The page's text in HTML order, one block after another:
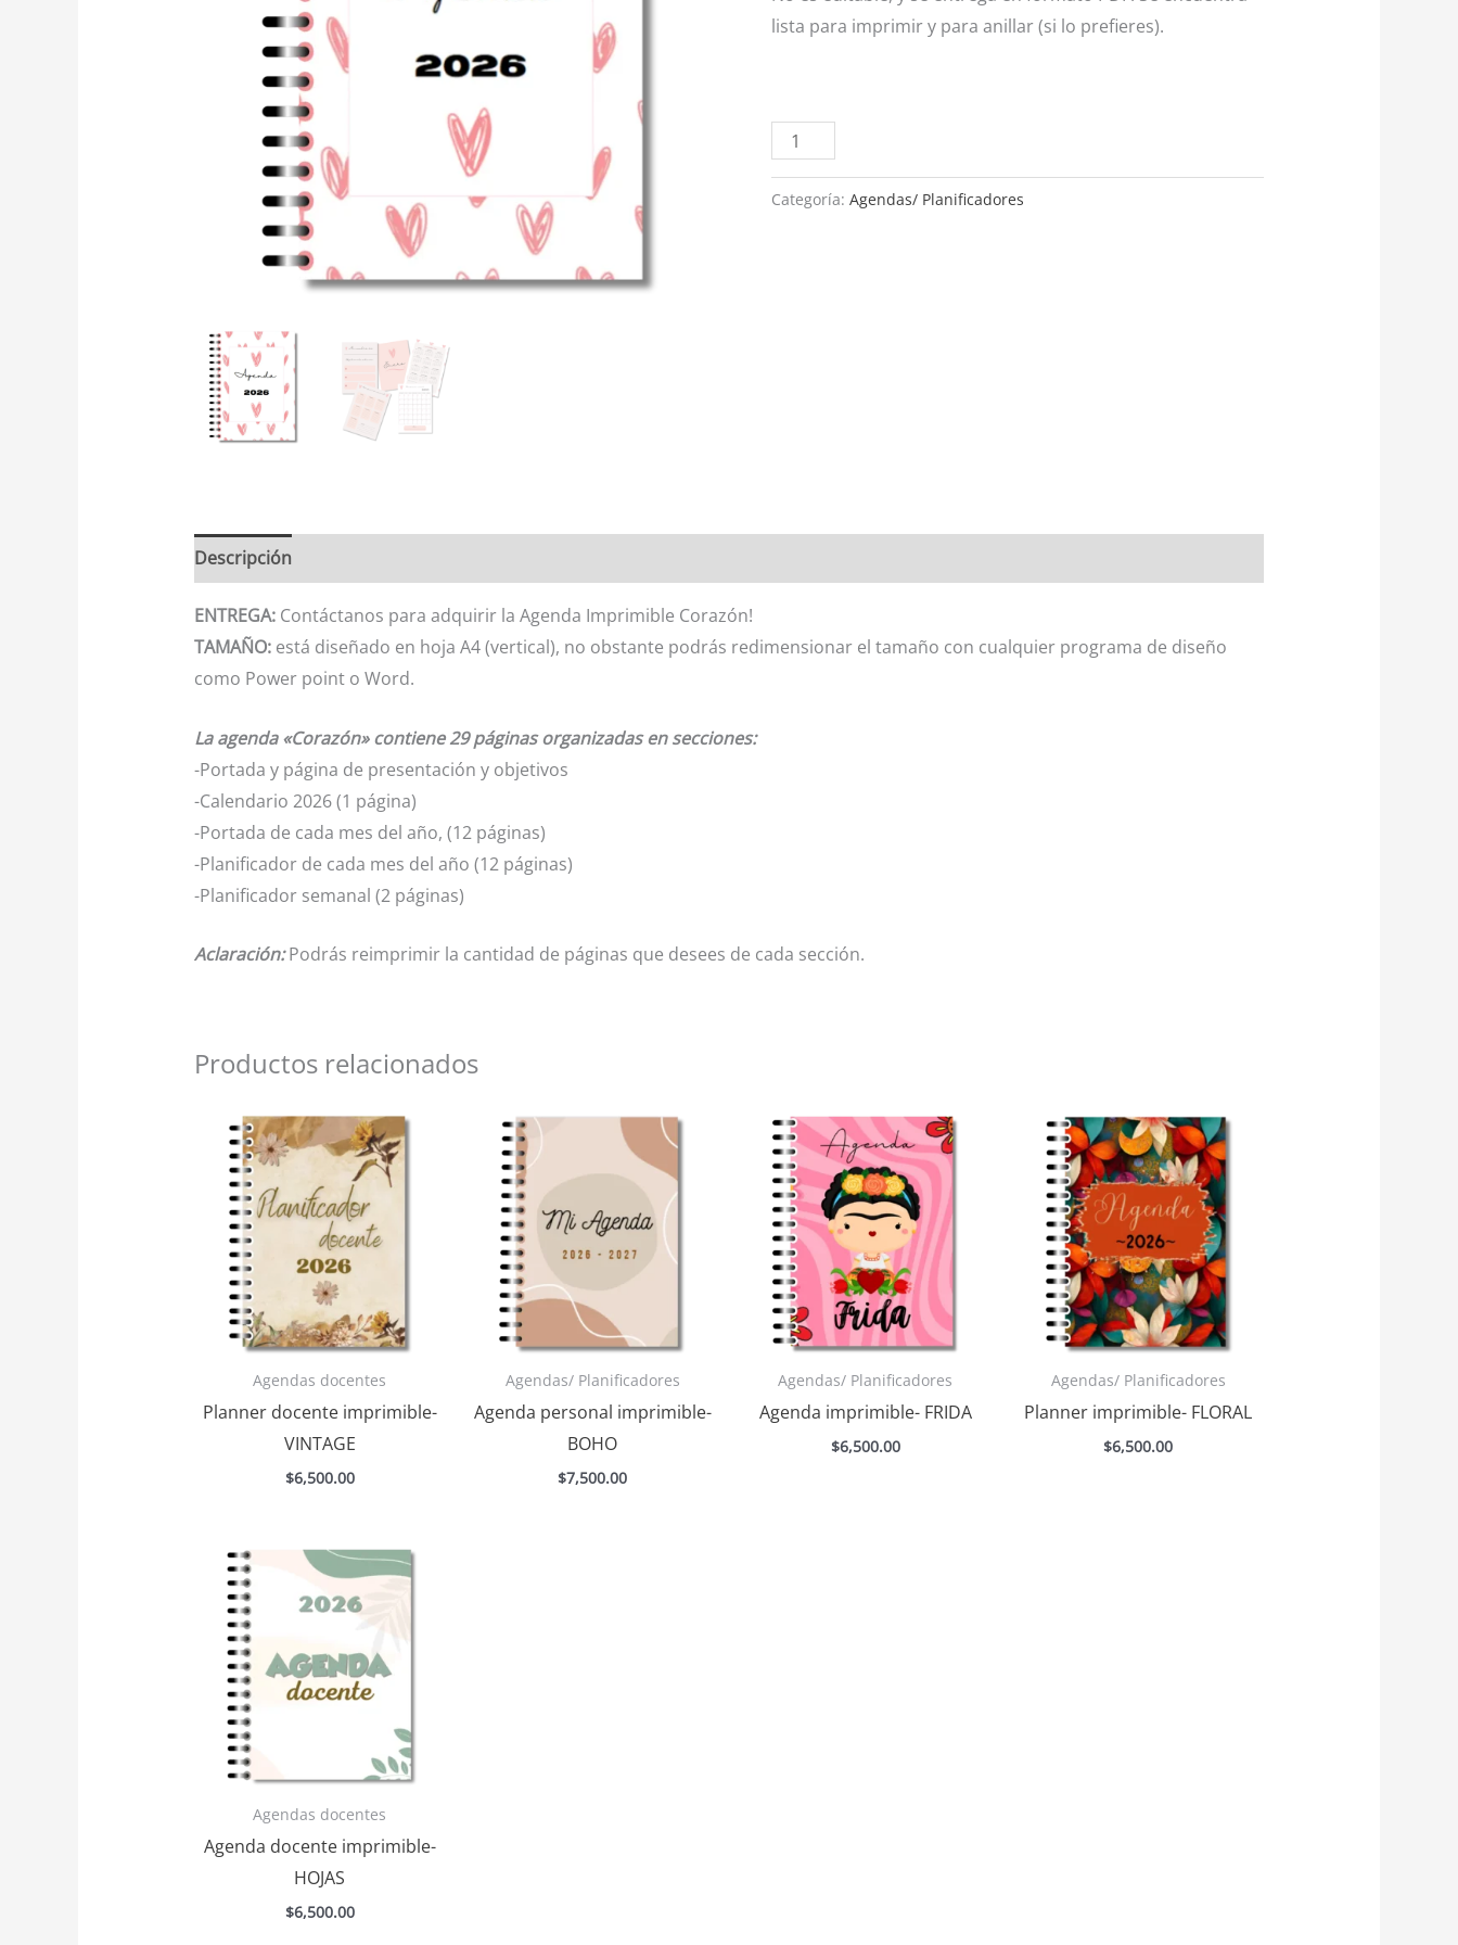
lista para imprimir y para anillar (si lo prefieres).
Categoría:Agendas/ Planificadores
Descripción
ENTREGA:Contáctanos para adquirir la Agenda Imprimible Corazón!
TAMAÑO:está diseñado en hoja A4 (vertical), no obstante podrás redimensionar el tamaño con cualquier programa de diseño
como Power point o Word.
La agenda «Corazón» contiene 29 páginas organizadas en secciones:
-Portada y página de presentación y objetivos
-Calendario 2026 (1 página)
-Portada de cada mes del año, (12 páginas)
-Planificador de cada mes del año (12 páginas)
-Planificador semanal (2 páginas)
Aclaración: Podrás reimprimir la cantidad de páginas que desees de cada sección.
Productos relacionados
Agendas docentes
Planner docente imprimible-
VINTAGE
$6,500.00
Agendas/ Planificadores
Agenda personal imprimible-
BOHO
$7,500.00
Agendas/ Planificadores
Agenda imprimible- FRIDA
$6,500.00
Agendas/ Planificadores
Planner imprimible- FLORAL
$6,500.00
Agendas docentes
Agenda docente imprimible-
HOJAS
$6,500.00